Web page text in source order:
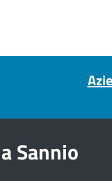
Sannio